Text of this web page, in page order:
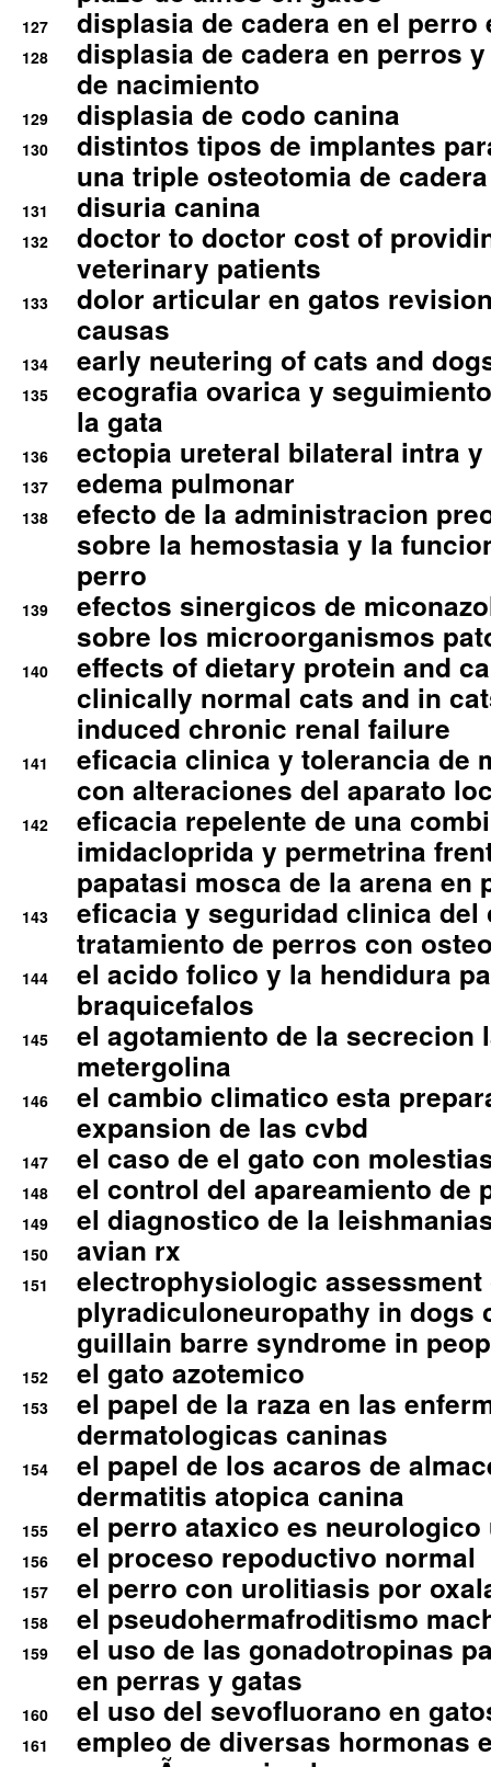
127 displasia de cadera en el perro
128
displasia de cadera en perros
de nacimiento
129 displasia de codo canina
130
distintos tipos de implantes
una triple osteotomia de cadera
131 disuria canina
132
doctor to doctor cost of
veterinary patients
133
dolor articular en gatos
causas
134 early neutering of cats and
135
ecografia ovarica y
la gata
136 ectopia ureteral bilateral intra
137 edema pulmonar
138
efecto de la administracion
sobre la hemostasia y la
perro
139
efectos sinergicos de
sobre los microorganismos
140
effects of dietary protein and
clinically normal cats and in
induced chronic renal failure
141
eficacia clinica y tolerancia de
con alteraciones del aparato
142
eficacia repelente de una
imidacloprida y permetrina
papatasi mosca de la arena en
143
eficacia y seguridad clinica del
tratamiento de perros con
144
el acido folico y la hendidura
braquicefalos
145
el agotamiento de la secrecion
metergolina
146
el cambio climatico esta
expansion de las cvbd
147 el caso de el gato con
148 el control del apareamiento de
149 el diagnostico de la
150 avian rx
151
electrophysiologic assessment
plyradiculoneuropathy in dogs
guillain barre syndrome in
152 el gato azotemico
153
el papel de la raza en las
dermatologicas caninas
154
el papel de los acaros de
dermatitis atopica canina
155 el perro ataxico es
156 el proceso repoductivo normal
157 el perro con urolitiasis por
158 el pseudohermafroditismo
159
el uso de las gonadotropinas
en perras y gatas
160 el uso del sevofluorano en
161
empleo de diversas hormonas